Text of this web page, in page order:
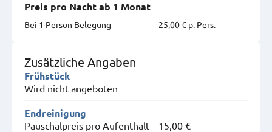
Preis pro Nacht ab 1 Monat
Bei 1 Person Belegung
25,00 € p. Pers.
Zusätzliche Angaben
Frühstück
Wird nicht angeboten
Endreinigung
Pauschalpreis pro Aufenthalt 15,00 €